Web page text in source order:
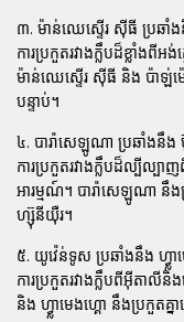
៣. ម៉ាន់ឈេស្ទើរ ស៊ីធី ប្រឆាំ
ការប្រកួតរវាងក្លឹបដ៏ខ្លាំង
ម៉ាន់ឈេស្ទើរ ស៊ីធី និង ប៉ាឡ់ម៉
បន្ទាប់។
៤. បារ៉ាសេឡូណា ប្រឆាំងនឹង
ការប្រកួតរវាងក្លឹបដ៏ល្បីល្បា
អារម្មណ៍។ បារ៉ាសេឡូណា នឹង
ហ្ស៊ុនីយ៉ឺរ។
៥. យូវ៉េន់ទូស ប្រឆាំងនឹង ហ្វ្លា
ការប្រកួតរវាងក្លឹបពីអ៊ីតាលី
និង ហ្វ្លាមេងហ្គោ នឹងប្រកួតគ្ន